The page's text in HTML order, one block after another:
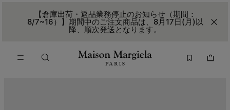
【倉庫出荷・返品業務停止のお知らせ（期間：
8/7~16）】期間中のご注文商品は、8月17日(月)以
降、順次発送となります。